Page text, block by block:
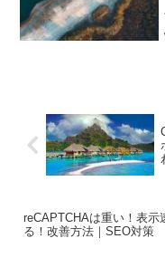
reCAPTCHAは重い！表示
る！改善方法｜SEO対策